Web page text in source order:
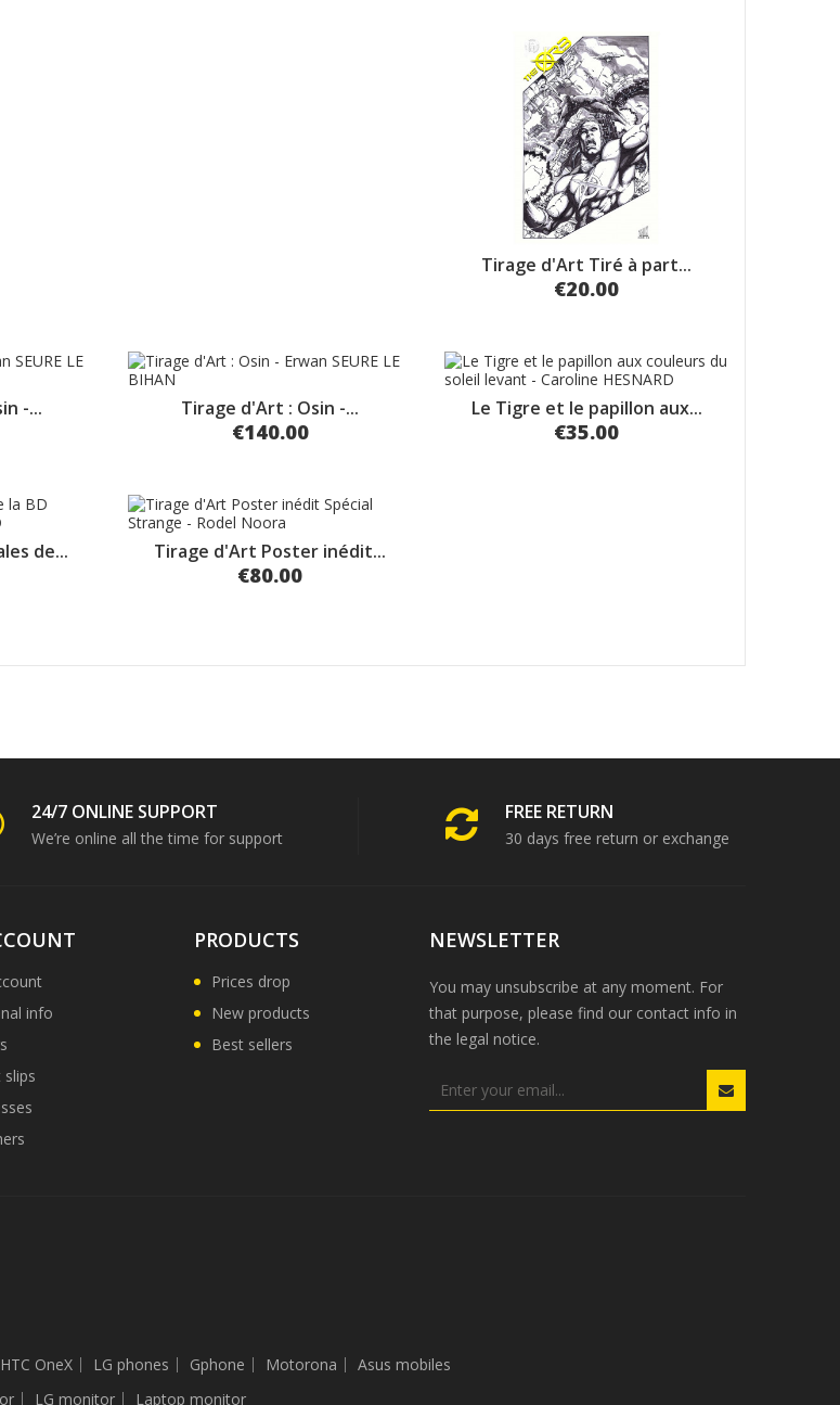
Tirage d'Art Tiré à part...
€20.00
-... Tirage d'Art : Osin -...
€140.00
Le Tigre et le papillon aux...
€35.00
de... Tirage d'Art Poster inédit...
€80.00
24/7 ONLINE SUPPORT
We’re online all the time for support
FREE RETURN
30 days free return or exchange
info
slips
PRODUCTS
Prices drop
New products
Best sellers
NEWSLETTER
You may unsubscribe at any moment. For
that purpose, please find our contact info in
the legal notice.
HTC OneX LG phones Gphone Motorona
Asus mobiles
LG monitor Laptop monitor